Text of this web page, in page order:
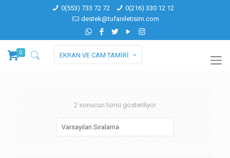
0(553) 733 72 72
0(216) 330 12 12
destek@tufaniletisim.com
0 EKRAN VE CAM TAMİRİ
2 sonucun tümü gösteriliyor